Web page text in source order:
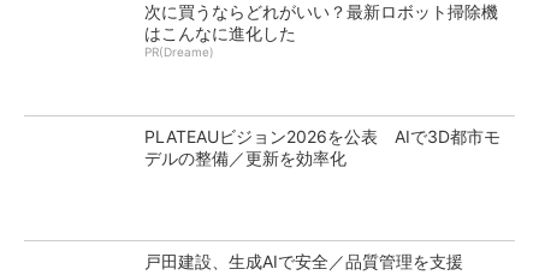
次に買うならどれがいい？最新ロボット掃除機
はこんなに進化した
PR(Dreame)
PLATEAUビジョン2026を公表 AIで3D都市モ
デルの整備／更新を効率化
戸田建設、生成AIで安全／品質管理を支援